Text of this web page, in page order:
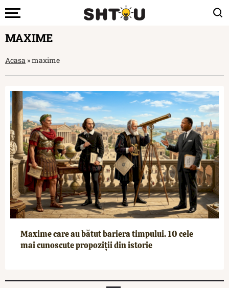
MAXIME
Acasa »maxime
Maxime care au bătut bariera timpului. 10 cele
mai cunoscute propoziții din istorie